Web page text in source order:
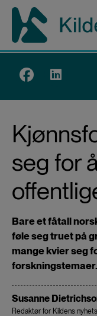
Hopp
hovedinnhold
seg for
Bare et fåtall
føle seg truet på
mange kvier seg
forskningstemaer.
Susanne
Redaktør for Kildens